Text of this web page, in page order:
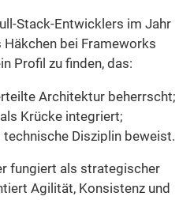
Stack-Entwicklers im Jahr
bei Frameworks
Profil zu finden, das:
Architektur beherrscht;
Krücke integriert;
Disziplin beweist.
fungiert als strategischer
Agilität, Konsistenz und